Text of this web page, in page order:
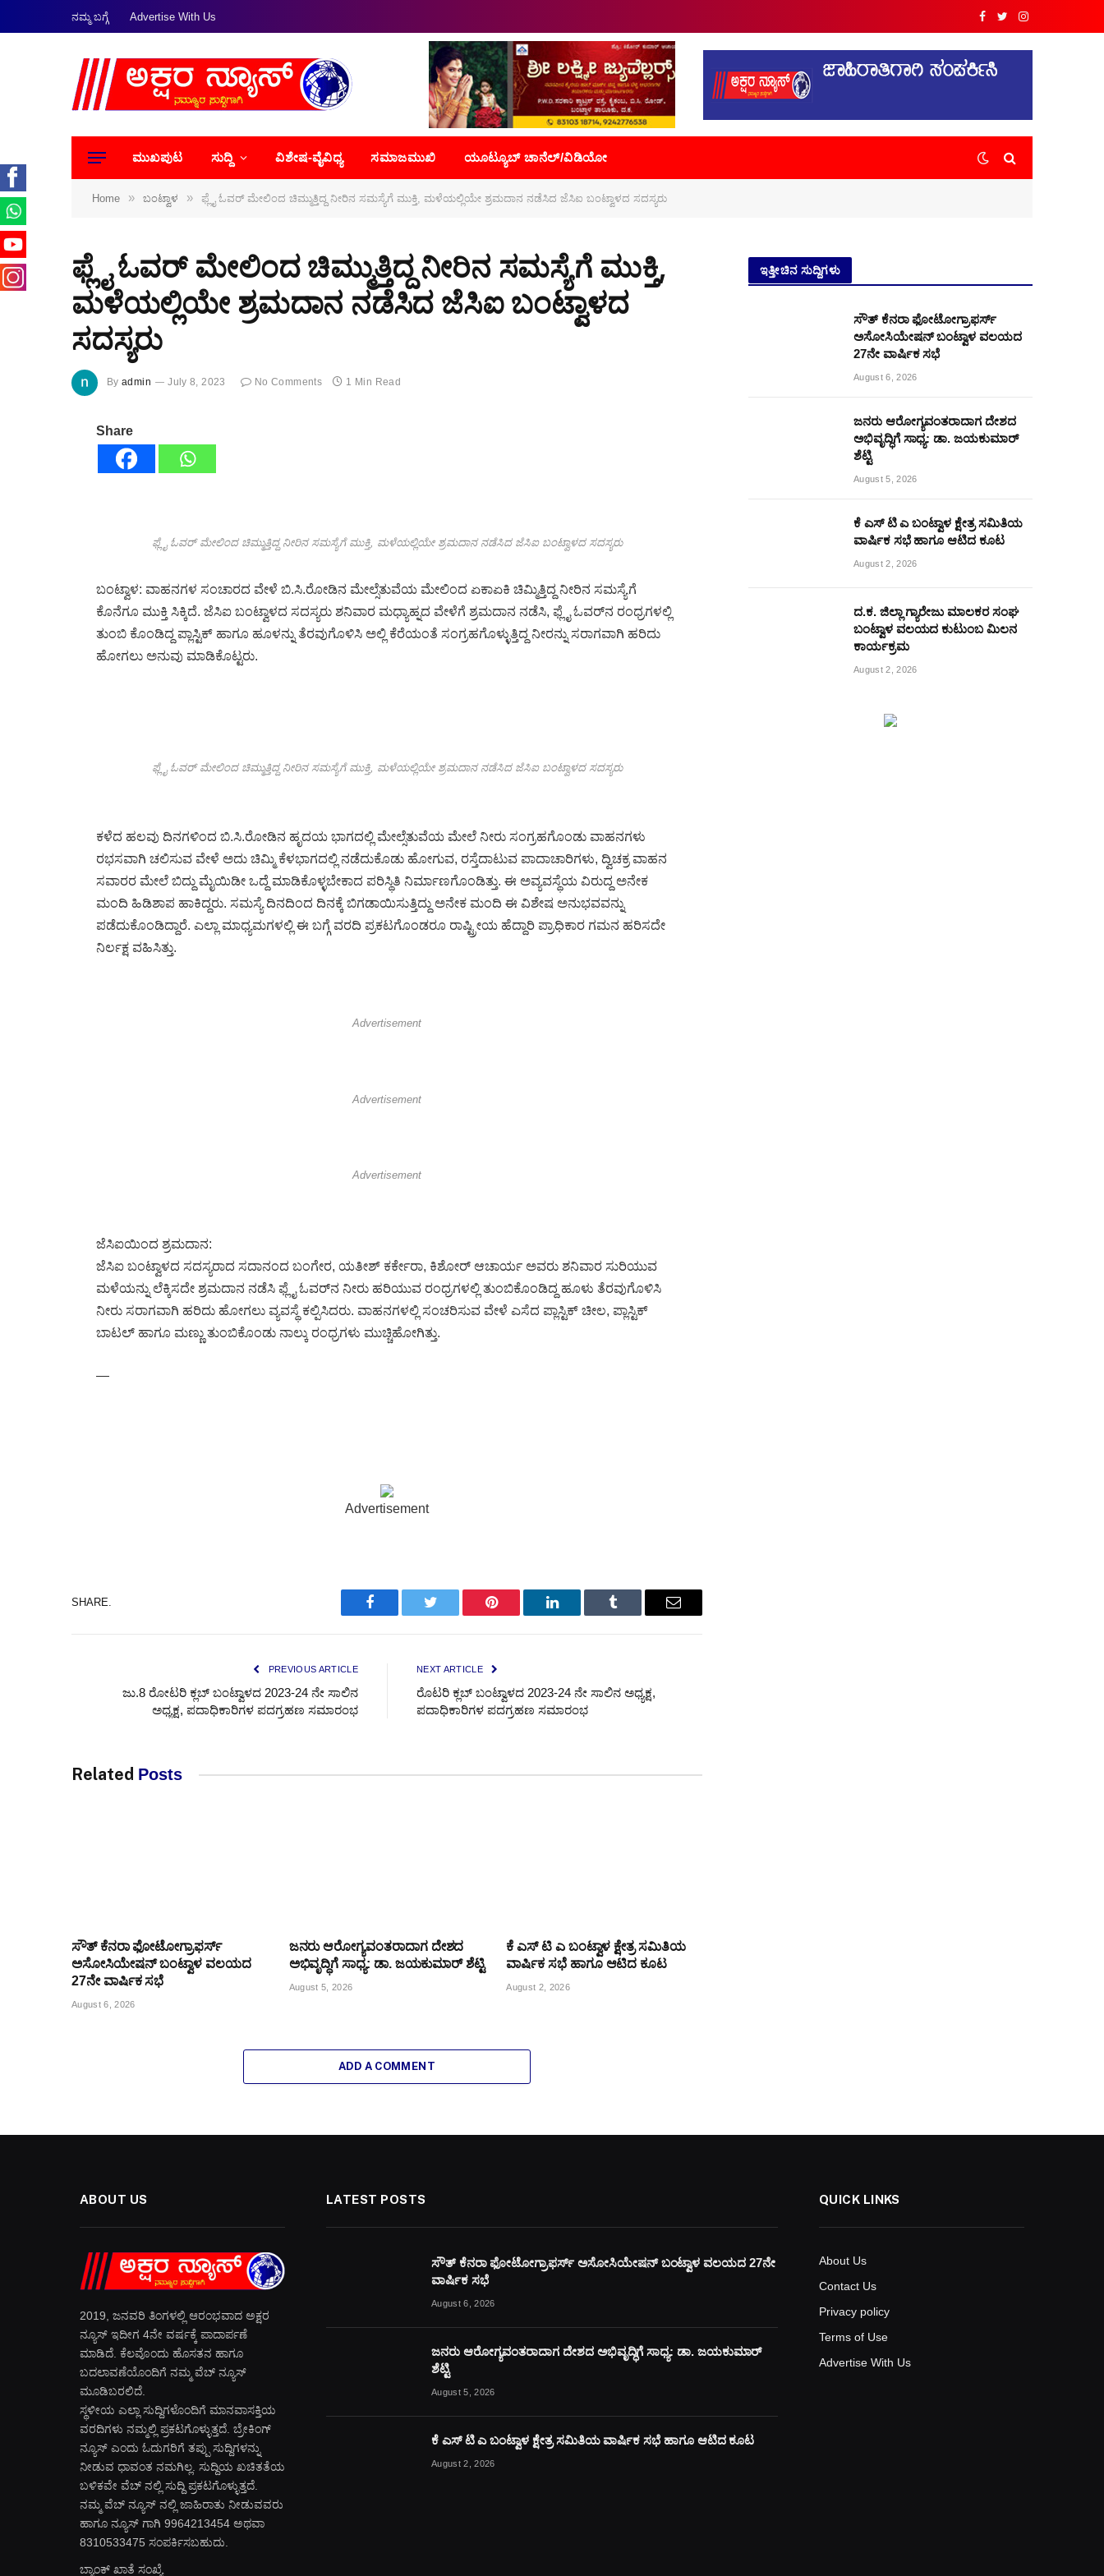
ನಮ್ಮ ಬಗ್ಗೆ Advertise With Us
Facebook
TwitterInstagram
ಮುಖಪುಟ ಸುದ್ದಿ ವಿಶೇಷ-ವೈವಿಧ್ಯ ಸಮಾಜಮುಖಿ ಯೂಟ್ಯೂಬ್ ಚಾನೆಲ್/ವಿಡಿಯೋ
Home » ಬಂಟ್ವಾಳ » ಫ್ಲೈ ಓವರ್ ಮೇಲಿಂದ ಚಿಮ್ಮುತ್ತಿದ್ದ ನೀರಿನ ಸಮಸ್ಯೆಗೆ ಮುಕ್ತಿ, ಮಳೆಯಲ್ಲಿಯೇ ಶ್ರಮದಾನ ನಡೆಸಿದ ಜೆಸಿಐ ಬಂಟ್ವಾಳದ ಸದಸ್ಯರು
ಫ್ಲೈ ಓವರ್ ಮೇಲಿಂದ ಚಿಮ್ಮುತ್ತಿದ್ದ ನೀರಿನ ಸಮಸ್ಯೆಗೆ ಮುಕ್ತಿ,
ಮಳೆಯಲ್ಲಿಯೇ ಶ್ರಮದಾನ ನಡೆಸಿದ ಜೆಸಿಐ ಬಂಟ್ವಾಳದ
ಸದಸ್ಯರು
By admin July 8, 2023 No Comments 1 Min Read
Share
ಫ್ಲೈ ಓವರ್ ಮೇಲಿಂದ ಚಿಮ್ಮುತ್ತಿದ್ದ ನೀರಿನ ಸಮಸ್ಯೆಗೆ ಮುಕ್ತಿ, ಮಳೆಯಲ್ಲಿಯೇ ಶ್ರಮದಾನ ನಡೆಸಿದ ಜೆಸಿಐ ಬಂಟ್ವಾಳದ ಸದಸ್ಯರು
ಬಂಟ್ವಾಳ: ವಾಹನಗಳ ಸಂಚಾರದ ವೇಳೆ ಬಿ.ಸಿ.ರೋಡಿನ ಮೇಲ್ಸೆತುವೆಯ ಮೇಲಿಂದ ಏಕಾಏಕಿ ಚಿಮ್ಮಿತ್ತಿದ್ದ ನೀರಿನ ಸಮಸ್ಯೆಗೆ
ಕೊನೆಗೂ ಮುಕ್ತಿ ಸಿಕ್ಕಿದೆ. ಜೆಸಿಐ ಬಂಟ್ವಾಳದ ಸದಸ್ಯರು ಶನಿವಾರ ಮಧ್ಯಾಹ್ನದ ವೇಳೆಗೆ ಶ್ರಮದಾನ ನಡೆಸಿ, ಫ್ಲೈ ಓವರ್‌ನ ರಂಧ್ರಗಳಲ್ಲಿ
ತುಂಬಿ ಕೊಂಡಿದ್ದ ಪ್ಲಾಸ್ಟಿಕ್ ಹಾಗೂ ಹೂಳನ್ನು ತೆರವುಗೊಳಿಸಿ ಅಲ್ಲಿ ಕೆರೆಯಂತೆ ಸಂಗ್ರಹಗೊಳ್ಳುತ್ತಿದ್ದ ನೀರನ್ನು ಸರಾಗವಾಗಿ ಹರಿದು
ಹೋಗಲು ಅನುವು ಮಾಡಿಕೊಟ್ಟರು.
ಫ್ಲೈ ಓವರ್ ಮೇಲಿಂದ ಚಿಮ್ಮುತ್ತಿದ್ದ ನೀರಿನ ಸಮಸ್ಯೆಗೆ ಮುಕ್ತಿ, ಮಳೆಯಲ್ಲಿಯೇ ಶ್ರಮದಾನ ನಡೆಸಿದ ಜೆಸಿಐ ಬಂಟ್ವಾಳದ ಸದಸ್ಯರು
ಕಳೆದ ಹಲವು ದಿನಗಳಿಂದ ಬಿ.ಸಿ.ರೋಡಿನ ಹೃದಯ ಭಾಗದಲ್ಲಿ ಮೇಲ್ಸೆತುವೆಯ ಮೇಲೆ ನೀರು ಸಂಗ್ರಹಗೊಂಡು ವಾಹನಗಳು
ರಭಸವಾಗಿ ಚಲಿಸುವ ವೇಳೆ ಅದು ಚಿಮ್ಮಿ ಕೆಳಭಾಗದಲ್ಲಿ ನಡೆದುಕೊಡು ಹೋಗುವ, ರಸ್ತೆದಾಟುವ ಪಾದಾಚಾರಿಗಳು, ದ್ವಿಚಕ್ರ ವಾಹನ
ಸವಾರರ ಮೇಲೆ ಬಿದ್ದು ಮೈಯಿಡೀ ಒದ್ದೆ ಮಾಡಿಕೊಳ್ಳಬೇಕಾದ ಪರಿಸ್ಥಿತಿ ನಿರ್ಮಾಣಗೊಂಡಿತ್ತು. ಈ ಅವ್ಯವಸ್ಥೆಯ ವಿರುದ್ದ ಅನೇಕ
ಮಂದಿ ಹಿಡಿಶಾಪ ಹಾಕಿದ್ದರು. ಸಮಸ್ಯೆ ದಿನದಿಂದ ದಿನಕ್ಕೆ ಬಿಗಡಾಯಿಸುತ್ತಿದ್ದು ಅನೇಕ ಮಂದಿ ಈ ವಿಶೇಷ ಅನುಭವವನ್ನು
ಪಡೆದುಕೊಂಡಿದ್ದಾರೆ. ಎಲ್ಲಾ ಮಾಧ್ಯಮಗಳಲ್ಲಿ ಈ ಬಗ್ಗೆ ವರದಿ ಪ್ರಕಟಗೊಂಡರೂ ರಾಷ್ಟ್ರೀಯ ಹೆದ್ದಾರಿ ಪ್ರಾಧಿಕಾರ ಗಮನ ಹರಿಸದೇ
ನಿರ್ಲಕ್ಷ ವಹಿಸಿತ್ತು.
Advertisement
Advertisement
Advertisement
ಜೆಸಿಐಯಿಂದ ಶ್ರಮದಾನ:
ಜೆಸಿಐ ಬಂಟ್ವಾಳದ ಸದಸ್ಯರಾದ ಸದಾನಂದ ಬಂಗೇರ, ಯತೀಶ್ ಕರ್ಕೇರಾ, ಕಿಶೋರ್ ಆಚಾರ್ಯ ಅವರು ಶನಿವಾರ ಸುರಿಯುವ
ಮಳೆಯನ್ನು ಲೆಕ್ಕಿಸದೇ ಶ್ರಮದಾನ ನಡೆಸಿ ಫ್ಲೈ ಓವರ್‌ನ ನೀರು ಹರಿಯುವ ರಂಧ್ರಗಳಲ್ಲಿ ತುಂಬಿಕೊಂಡಿದ್ದ ಹೂಳು ತೆರವುಗೊಳಿಸಿ
ನೀರು ಸರಾಗವಾಗಿ ಹರಿದು ಹೋಗಲು ವ್ಯವಸ್ಥೆ ಕಲ್ಪಿಸಿದರು. ವಾಹನಗಳಲ್ಲಿ ಸಂಚರಿಸುವ ವೇಳೆ ಎಸೆದ ಪ್ಲಾಸ್ಟಿಕ್ ಚೀಲ, ಪ್ಲಾಸ್ಟಿಕ್
ಬಾಟಲ್ ಹಾಗೂ ಮಣ್ಣು ತುಂಬಿಕೊಂಡು ನಾಲ್ಕು ರಂಧ್ರಗಳು ಮುಚ್ಚಿಹೋಗಿತ್ತು.
—
Advertisement
SHARE.
FacebookTwitter PinterestLinkedIn Tumblr Email
PREVIOUS ARTICLE
ಜು.8 ರೋಟರಿ ಕ್ಲಬ್ ಬಂಟ್ವಾಳದ 2023-24 ನೇ ಸಾಲಿನ
ಅಧ್ಯಕ್ಷ, ಪದಾಧಿಕಾರಿಗಳ ಪದಗ್ರಹಣ ಸಮಾರಂಭ
NEXT ARTICLE
ರೊಟರಿ ಕ್ಲಬ್ ಬಂಟ್ವಾಳದ 2023-24 ನೇ ಸಾಲಿನ ಅಧ್ಯಕ್ಷ,
ಪದಾಧಿಕಾರಿಗಳ ಪದಗ್ರಹಣ ಸಮಾರಂಭ
Related Posts
ಸೌತ್ ಕೆನರಾ ಫೋಟೋಗ್ರಾಫರ್ಸ್
ಅಸೋಸಿಯೇಷನ್ ಬಂಟ್ವಾಳ ವಲಯದ
27ನೇ ವಾರ್ಷಿಕ ಸಭೆ
August 6, 2026
ಜನರು ಆರೋಗ್ಯವಂತರಾದಾಗ ದೇಶದ
ಅಭಿವೃದ್ಧಿಗೆ ಸಾಧ್ಯ: ಡಾ. ಜಯಕುಮಾರ್ ಶೆಟ್ಟಿ
August 5, 2026
ಕೆ ಎಸ್ ಟಿ ಎ ಬಂಟ್ವಾಳ ಕ್ಷೇತ್ರ ಸಮಿತಿಯ
ವಾರ್ಷಿಕ ಸಭೆ ಹಾಗೂ ಆಟಿದ ಕೂಟ
August 2, 2026
ADD A COMMENT
ಇತ್ತೀಚಿನ ಸುದ್ದಿಗಳು
ಸೌತ್ ಕೆನರಾ ಫೋಟೋಗ್ರಾಫರ್ಸ್
ಅಸೋಸಿಯೇಷನ್ ಬಂಟ್ವಾಳ ವಲಯದ
27ನೇ ವಾರ್ಷಿಕ ಸಭೆ
August 6, 2026
ಜನರು ಆರೋಗ್ಯವಂತರಾದಾಗ ದೇಶದ
ಅಭಿವೃದ್ಧಿಗೆ ಸಾಧ್ಯ: ಡಾ. ಜಯಕುಮಾರ್
ಶೆಟ್ಟಿ
August 5, 2026
ಕೆ ಎಸ್ ಟಿ ಎ ಬಂಟ್ವಾಳ ಕ್ಷೇತ್ರ ಸಮಿತಿಯ
ವಾರ್ಷಿಕ ಸಭೆ ಹಾಗೂ ಆಟಿದ ಕೂಟ
August 2, 2026
ದ.ಕ. ಜಿಲ್ಲಾ ಗ್ಯಾರೇಜು ಮಾಲಕರ ಸಂಘ
ಬಂಟ್ವಾಳ ವಲಯದ ಕುಟುಂಬ ಮಿಲನ
ಕಾರ್ಯಕ್ರಮ
August 2, 2026
ABOUT US
2019, ಜನವರಿ‌ ತಿಂಗಳಲ್ಲಿ ಆರಂಭವಾದ ಅಕ್ಷರ
ನ್ಯೂಸ್ ಇದೀಗ 4ನೇ ವರ್ಷಕ್ಕೆ ಪಾದಾರ್ಪಣೆ
ಮಾಡಿದೆ. ಕೆಲವೊಂದು ಹೊಸತನ ಹಾಗೂ
ಬದಲಾವಣೆಯೊಂದಿಗೆ ನಮ್ಮ ವೆಬ್ ನ್ಯೂಸ್
ಮೂಡಿಬರಲಿದೆ.
ಸ್ಥಳೀಯ ಎಲ್ಲಾ ಸುದ್ದಿಗಳೊಂದಿಗೆ ಮಾನವಾಸಕ್ತಿಯ
ವರದಿಗಳು ನಮ್ಮಲ್ಲಿ ಪ್ರಕಟಗೊಳ್ಳುತ್ತದೆ. ಬ್ರೇಕಿಂಗ್
ನ್ಯೂಸ್ ಎಂದು ಓದುಗರಿಗೆ ತಪ್ಪು ಸುದ್ದಿಗಳನ್ನು
ನೀಡುವ ಧಾವಂತ ನಮಗಿಲ್ಲ. ಸುದ್ದಿಯ ಖಚಿತತೆಯ
ಬಳಿಕವೇ ವೆಬ್ ನಲ್ಲಿ ಸುದ್ದಿ ಪ್ರಕಟಗೊಳ್ಳುತ್ತದೆ.
ನಮ್ಮ ವೆಬ್ ನ್ಯೂಸ್ ನಲ್ಲಿ ಜಾಹಿರಾತು ನೀಡುವವರು
ಹಾಗೂ ನ್ಯೂಸ್ ಗಾಗಿ 9964213454 ಅಥವಾ
8310533475 ಸಂಪರ್ಕಿಸಬಹುದು.
ಬ್ಯಾಂಕ್ ಖಾತೆ ಸಂಖ್ಯೆ
LATEST POSTS
ಸೌತ್ ಕೆನರಾ ಫೋಟೋಗ್ರಾಫರ್ಸ್ ಅಸೋಸಿಯೇಷನ್ ಬಂಟ್ವಾಳ ವಲಯದ 27ನೇ
ವಾರ್ಷಿಕ ಸಭೆ
August 6, 2026
ಜನರು ಆರೋಗ್ಯವಂತರಾದಾಗ ದೇಶದ ಅಭಿವೃದ್ಧಿಗೆ ಸಾಧ್ಯ: ಡಾ. ಜಯಕುಮಾರ್
ಶೆಟ್ಟಿ
August 5, 2026
ಕೆ ಎಸ್ ಟಿ ಎ ಬಂಟ್ವಾಳ ಕ್ಷೇತ್ರ ಸಮಿತಿಯ ವಾರ್ಷಿಕ ಸಭೆ ಹಾಗೂ ಆಟಿದ ಕೂಟ
August 2, 2026
QUICK LINKS
About Us
Contact Us
Privacy policy
Terms of Use
Advertise With Us